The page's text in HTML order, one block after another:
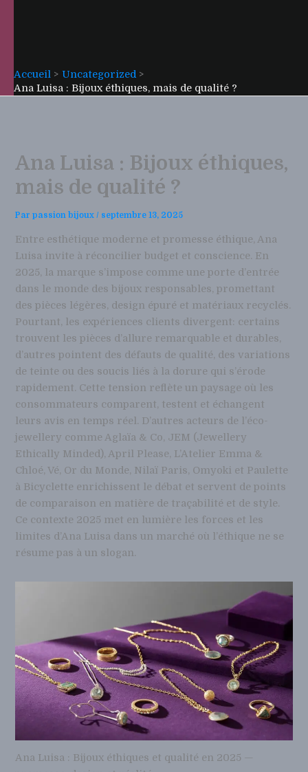
Accueil
Uncategorized
Ana Luisa : Bijoux éthiques, mais de qualité ?
Ana Luisa : Bijoux éthiques,
mais de qualité ?
Parpassion bijoux/ septembre 13, 2025
Entre esthétique moderne et promesse éthique, Ana
Luisa invite à réconcilier budget et conscience. En
2025, la marque s’impose comme une porte d’entrée
dans le monde des bijoux responsables, promettant
des pièces légères, design épuré et matériaux recyclés.
Pourtant, les expériences clients divergent: certains
trouvent les pièces d’allure remarquable et durables,
d’autres pointent des défauts de qualité, des variations
de teinte ou des soucis liés à la dorure qui s’érode
rapidement. Cette tension reflète un paysage où les
consommateurs comparent, testent et échangent
leurs avis en temps réel. D’autres acteurs de l’éco-
jewellery comme Aglaïa & Co, JEM (Jewellery
Ethically Minded), April Please, L’Atelier Emma &
Chloé, Vé, Or du Monde, Nilaï Paris, Omyoki et Paulette
à Bicyclette enrichissent le débat et servent de points
de comparaison en matière de traçabilité et de style.
Ce contexte 2025 met en lumière les forces et les
limites d’Ana Luisa dans un marché où l’éthique ne se
résume pas à un slogan.
Ana Luisa : Bijoux éthiques et qualité en 2025 —